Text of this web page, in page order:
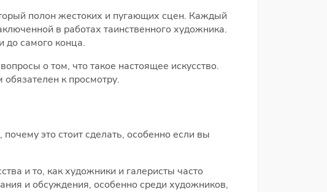
полон жестоких и пугающих сцен. Каждый
в работах таинственного художника.
до самого конца.
о том, что такое настоящее искусство.
к просмотру.
это стоит сделать, особенно если вы
и то, как художники и галеристы часто
и обсуждения, особенно среди художников,